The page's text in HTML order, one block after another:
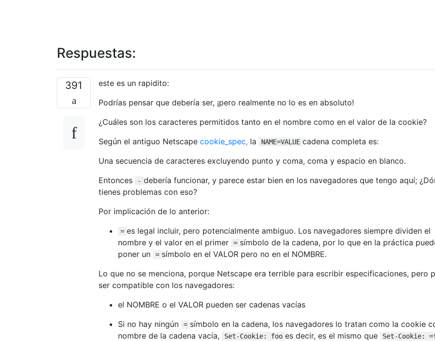
Respuestas:
391
este es un rapidito:
Podrías pensar que debería ser, ¡pero realmente no lo es en absoluto!
¿Cuáles son los caracteres permitidos tanto en el nombre como en el valor de la cookie?
Según el antiguo Netscape cookie_spec, la NAME=VALUE cadena completa es:
Una secuencia de caracteres excluyendo punto y coma, coma y espacio en blanco.
Entonces
- debería funcionar, y parece estar bien en los navegadores que tengo aquí;
tienes problemas con eso?
Por implicación de lo anterior:
= es legal incluir, pero potencialmente ambiguo. Los navegadores siempre dividen el
nombre y el valor en el primer
= símbolo de la cadena, por lo que en la práctica
poner un
= símbolo en el VALOR pero no en el NOMBRE.
Lo que no se menciona, porque Netscape era terrible para escribir especificaciones, pero
ser compatible con los navegadores:
el NOMBRE o el VALOR pueden ser cadenas vacías
Si no hay ningún
= símbolo en la cadena, los navegadores lo tratan como la cookie
nombre de la cadena vacía,
Set-Cookie: foo es decir, es el mismo que Set-Cookie: